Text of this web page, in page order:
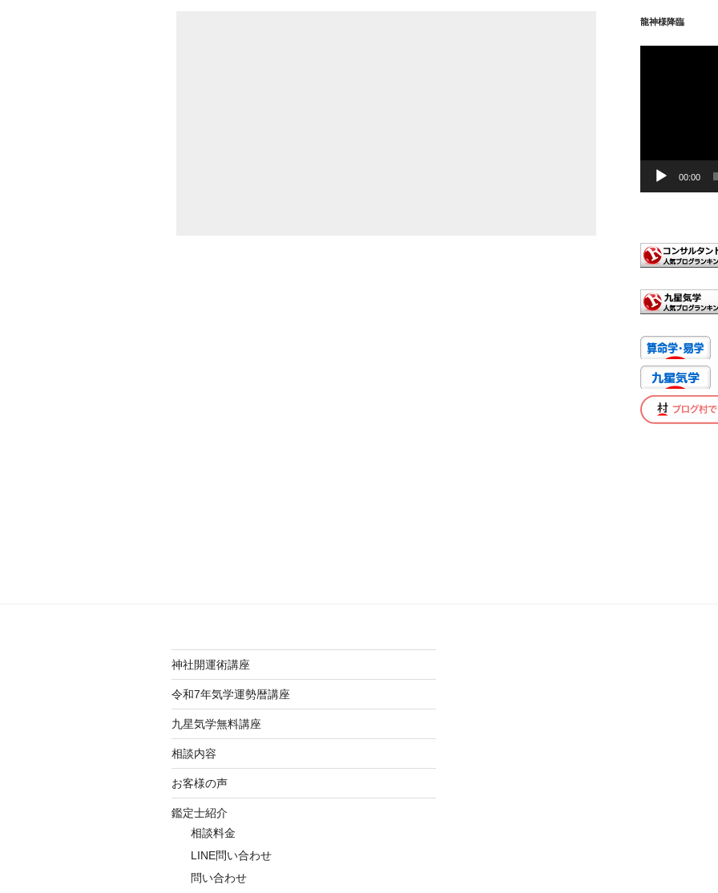
龍神様降臨
ー
00:00
神社開運術講座
令和7年気学運勢暦講座
九星気学無料講座
相談内容
お客様の声
鑑定士紹介
相談料金
LINE問い合わせ
問い合わせ